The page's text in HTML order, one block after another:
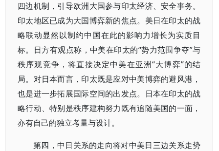
四边机制，引导欧洲大国参与印太经济、安全事务。
印太地区已成为大国博弈新的焦点。美日在印太的战
略联动显然以制约中国在此的影响力增长为实质目
标。日方有观点称，中美在印太的“势力范围争夺”与
秩序观竞争，将直接决定中美在亚洲“大博弈”的结
局。对日本而言，印太既是应对中美博弈的避风港，
也是进一步拓展国际空间的出发点。日本在印太的战
略行动、特别是秩序建构努力既有追随美国的一面，
亦有自己的独立考量与设计。
第四，中日关系的走向将对中美日三边关系走势